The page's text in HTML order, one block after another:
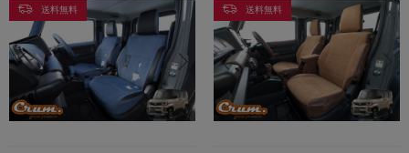
送料無料 送料無料